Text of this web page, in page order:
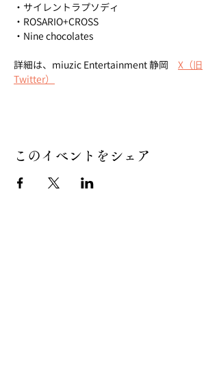
・サイレントラプソディ
・ROSARIO+CROSS
・Nine chocolates
詳細は、miuzic Entertainment 静岡 X（旧
Twitter）
このイベントをシェア